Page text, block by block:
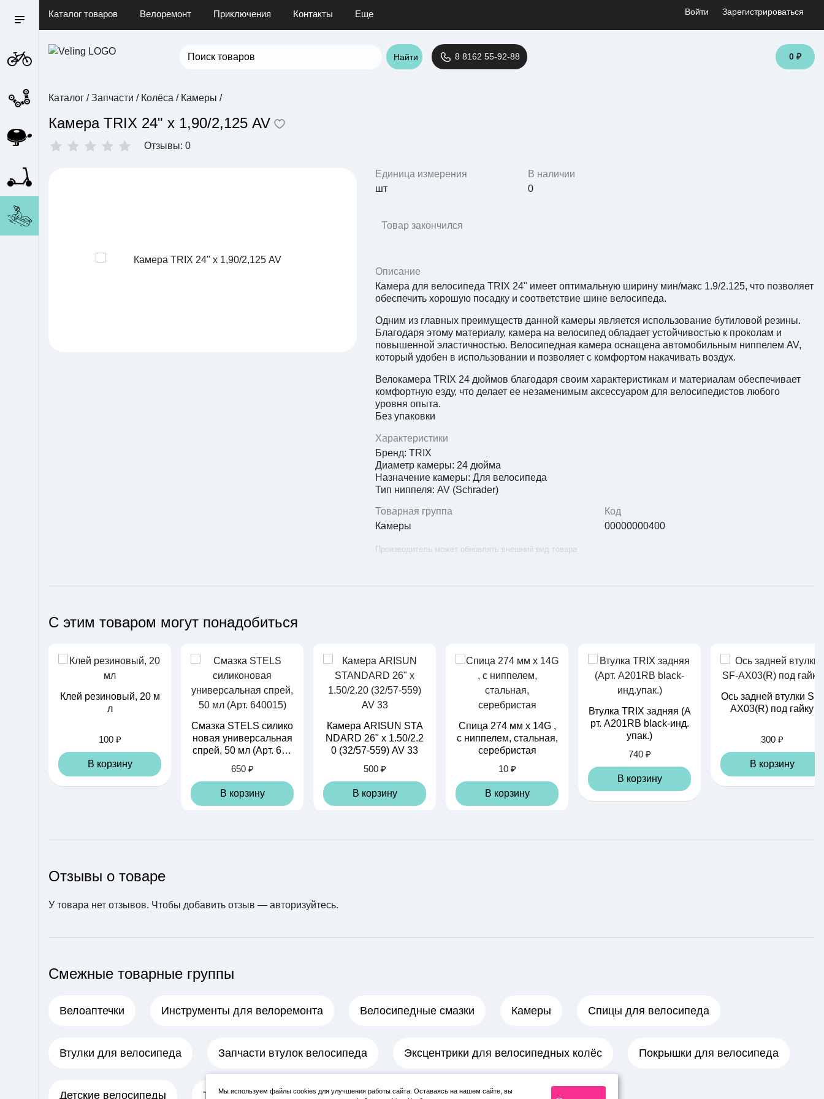
Каталог товаров Велоремонт Приключения Контакты Еще Войти Зарегистрироваться
Найти 8 8162 55-92-88 0 ₽
Каталог / Запчасти / Колёса / Камеры /
Камера TRIX 24" х 1,90/2,125 AV
Отзывы: 0
Единица измерения
шт
В наличии
0
Товар закончился
Описание
Камера для велосипеда TRIX 24" имеет оптимальную ширину мин/макс 1.9/2.125, что позволяет
обеспечить хорошую посадку и соответствие шине велосипеда.
Одним из главных преимуществ данной камеры является использование бутиловой резины.
Благодаря этому материалу, камера на велосипед обладает устойчивостью к проколам и
повышенной эластичностью. Велосипедная камера оснащена автомобильным ниппелем AV,
который удобен в использовании и позволяет с комфортом накачивать воздух.
Велокамера TRIX 24 дюймов благодаря своим характеристикам и материалам обеспечивает
комфортную езду, что делает ее незаменимым аксессуаром для велосипедистов любого
уровня опыта.
Без упаковки
Характеристики
Бренд: TRIX
Диаметр камеры: 24 дюйма
Назначение камеры: Для велосипеда
Тип ниппеля: AV (Schrader)
Товарная группа
Камеры
Код
00000000400
Производитель может обновлять внешний вид товара
С этим товаром могут понадобиться
Клей резиновый, 20 м
л
100 ₽
В корзину
Смазка STELS силико
новая универсальная
спрей, 50 мл (Арт. 640
650 ₽
В корзину
Камера ARISUN STA
NDARD 26" x 1.50/2.2
0 (32/57-559) AV 33
500 ₽
В корзину
Спица 274 мм x 14G ,
с ниппелем, стальная,
серебристая
10 ₽
В корзину
Втулка TRIX задняя (А
рт. A201RB black-инд.
упак.)
740 ₽
В корзину
Ось задней втулки SF-
AX03(R) под гайку
300 ₽
В корзину
Отзывы о товаре
У товара нет отзывов. Чтобы добавить отзыв — авторизуйтесь.
Смежные товарные группы
Велоаптечки Инструменты для велоремонта Велосипедные смазки Камеры Спицы для велосипеда
Втулки для велосипеда Запчасти втулок велосипеда Эксцентрики для велосипедных колёс Покрышки для велосипеда
Детские велосипеды Трещотки для велосипедов
Мы используем файлы cookies для улучшения работы сайта. Оставаясь на нашем сайте, вы